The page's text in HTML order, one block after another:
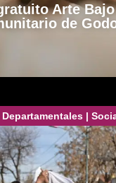
Arte
de
Departamentales|